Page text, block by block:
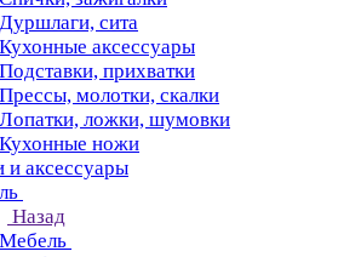
Дуршлаги, сита
Кухонные аксессуары
Подставки, прихватки
Прессы, молотки, скалки
Лопатки, ложки, шумовки
Кухонные ножи
и аксессуары
Назад
Мебель